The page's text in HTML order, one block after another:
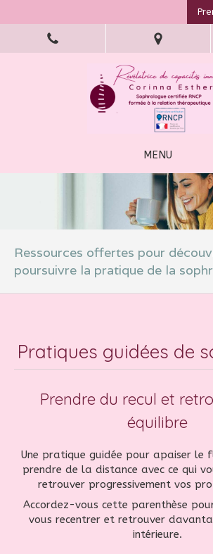
MENU
Ressources offertes pour
poursuivre la pratique de la
Pratiques guidées de
Prendre du recul et
équilibre
Une pratique guidée pour apaiser le
prendre de la distance avec ce qui
retrouver progressivement vos
Accordez-vous cette parenthèse
vous recentrer et retrouver
intérieure.